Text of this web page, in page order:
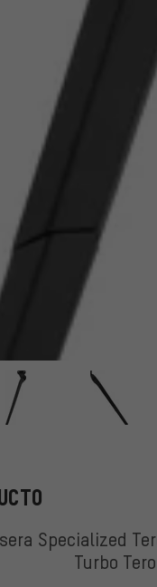
Specialized
Turbo Tero